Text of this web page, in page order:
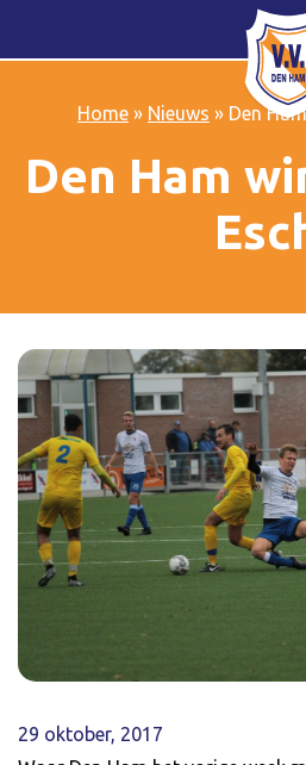
Home» Nieuws » Den
Den Ham
29 oktober, 2017